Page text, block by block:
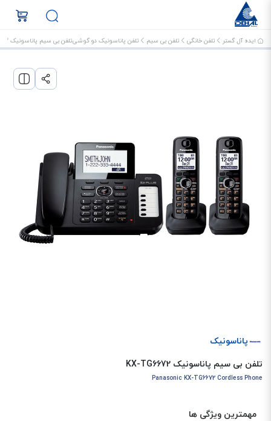
ایده آل گستر تلفن خانگی تلفن بی سیم تلفن پاناسونیک دو گوشیتلفن بی سیم پاناسونیک KX-TG6672
پاناسونیک
تلفن بی سیم پاناسونیک KX-TG6672
Panasonic KX-TG6672 Cordless Phone
مهمترین ویژگی ها